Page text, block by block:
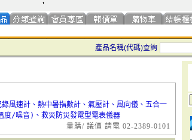
'
產品名稱(代碼)查詢
風速計、熱中暑指數計、氣壓計、風向儀、五合一
/噪音)、救災防災發電型電表儀器
量購/ 議價 請電 02-2389-0101